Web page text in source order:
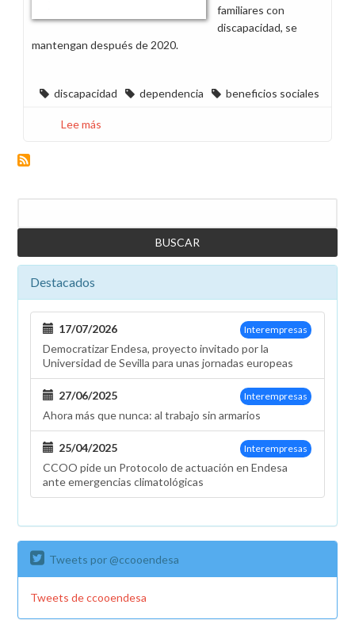
familiares con
discapacidad, se
mantengan después de 2020.
discapacidad dependencia beneficios sociales
Lee más
mantenga
ayudas
familiares
con
discapacidad
después
de
Destacados
Interempresas
17/07/2026
Democratizar Endesa, proyecto invitado por la
Universidad de Sevilla para unas jornadas europeas
Interempresas
27/06/2025
Ahora más que nunca: al trabajo sin armarios
Interempresas
25/04/2025
CCOO pide un Protocolo de actuación en Endesa
ante emergencias climatológicas
Tweets por @ccooendesa
Tweets de ccooendesa